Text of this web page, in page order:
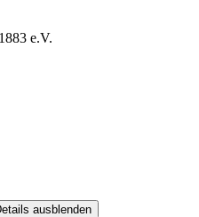
e.V.
ausblenden